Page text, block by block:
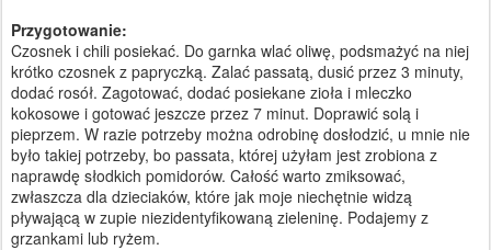
Przygotowanie:
Czosnek i chili posiekać. Do garnka wlać oliwę, podsmażyć na niej
krótko czosnek z papryczką. Zalać passatą, dusić przez 3 minuty,
dodać rosół. Zagotować, dodać posiekane zioła i mleczko
kokosowe i gotować jeszcze przez 7 minut. Doprawić solą i
pieprzem. W razie potrzeby można odrobinę dosłodzić, u mnie nie
było takiej potrzeby, bo passata, której użyłam jest zrobiona z
naprawdę słodkich pomidorów. Całość warto zmiksować,
zwłaszcza dla dzieciaków, które jak moje niechętnie widzą
pływającą w zupie niezidentyfikowaną zieleninę. Podajemy z
grzankami lub ryżem.